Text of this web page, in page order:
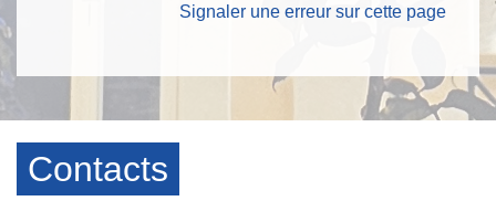
Signaler une erreur sur cette page
Contacts